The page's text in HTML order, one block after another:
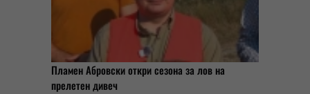
Пламен Абровски откри сезона за лов на
прелетен дивеч